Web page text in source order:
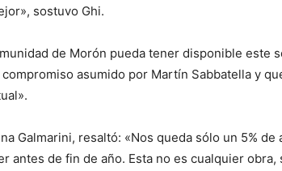
sostuvo Ghi.
de Morón pueda tener disponible este
asumido por Martín Sabbatella y
Galmarini, resaltó: «Nos queda sólo un 5% de
antes de fin de año. Esta no es cualquier